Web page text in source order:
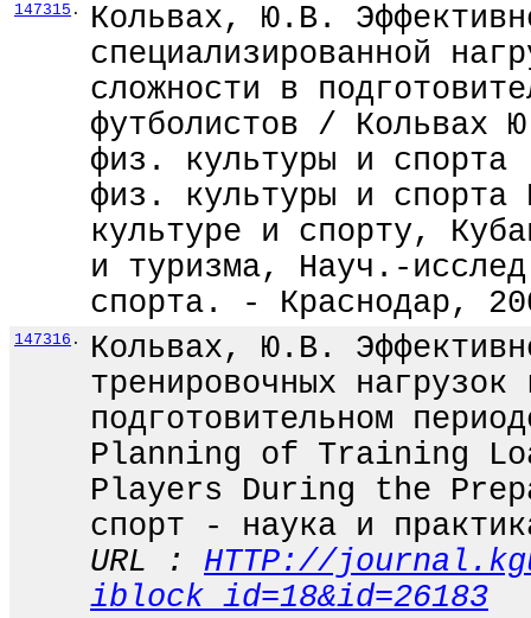
147315 .
Кольвах, Ю.В.
специализированной
сложности в
футболистов /
физ. культуры и
физ. культуры и
культуре и спорту,
и туризма, Науч.-
спорта. - Краснодар,
147316 .
Кольвах, Ю.В.
тренировочных нагрузок
подготовительном
Planning of Training
Players During the
спорт - наука и
URL : HTTP://
iblock_id=18&id=26183